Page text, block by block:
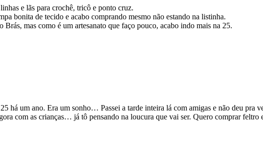
e lãs para crochê, tricô e ponto cruz.
bonita de tecido e acabo comprando mesmo não estando na listinha.
mas como é um artesanato que faço pouco, acabo indo mais na 25.
há um ano. Era um sonho… Passei a tarde inteira lá com amigas e não deu
com as crianças… já tô pensando na loucura que vai ser. Quero comprar